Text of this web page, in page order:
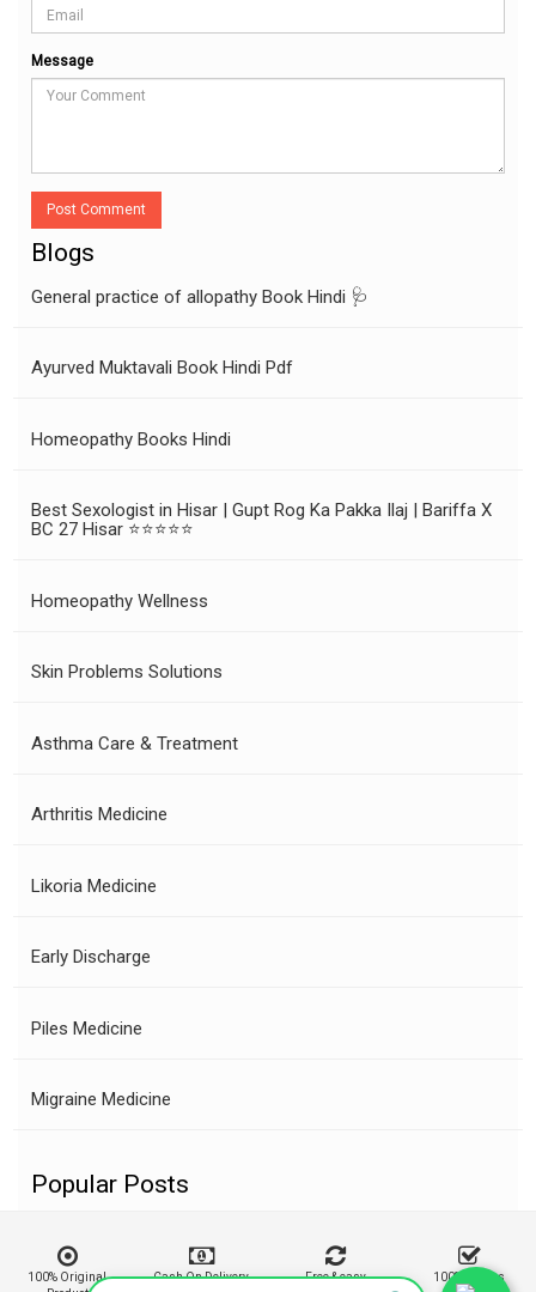
Message
Post Comment
Blogs
General practice of allopathy Book Hindi 🩺
Ayurved Muktavali Book Hindi Pdf
Homeopathy Books Hindi
Best Sexologist in Hisar | Gupt Rog Ka Pakka Ilaj | Bariffa X
BC 27 Hisar ⭐⭐⭐⭐⭐
Homeopathy Wellness
Skin Problems Solutions
Asthma Care & Treatment
Arthritis Medicine
Likoria Medicine
Early Discharge
Piles Medicine
Migraine Medicine
Popular Posts
100% Original
Cash On Delivery
Free & easy
100% Buyers